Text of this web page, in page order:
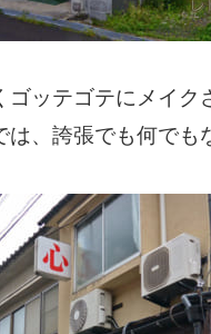
ッテゴテにメイク
、誇張でも何でも